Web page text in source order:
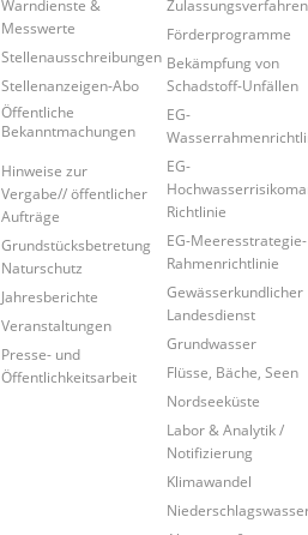
Warndienste &
Messwerte
Stellenausschreibungen
Stellenanzeigen-Abo
Öffentliche
Bekanntmachungen
Hinweise zur
Vergabe// öffentlicher
Aufträge
Grundstücksbetretung
Naturschutz
Jahresberichte
Veranstaltungen
Presse- und
Öffentlichkeitsarbeit
Zulassungsverfahren
Förderprogramme
Bekämpfung von
Schadstoff-Unfällen
EG-
EG-
Richtlinie
EG-Meeresstrategie-
Rahmenrichtlinie
Gewässerkundlicher
Landesdienst
Grundwasser
Flüsse, Bäche, Seen
Nordseeküste
Labor & Analytik /
Notifizierung
Klimawandel